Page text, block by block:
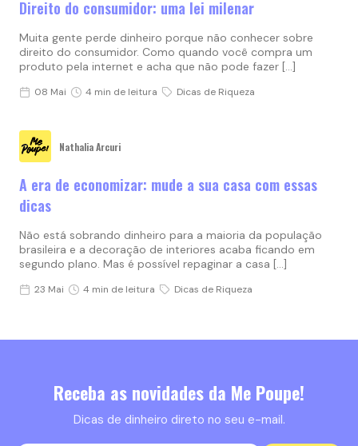
Direito do consumidor: uma lei milenar
Muita gente perde dinheiro porque não conhecer sobre
direito do consumidor. Como quando você compra um
produto pela internet e acha que não pode fazer […]
08 Mai 4 min de leitura Dicas de Riqueza
Nathalia Arcuri
A era de economizar: mude a sua casa com essas
dicas
Não está sobrando dinheiro para a maioria da população
brasileira e a decoração de interiores acaba ficando em
segundo plano. Mas é possível repaginar a casa […]
23 Mai 4 min de leitura Dicas de Riqueza
Receba as novidades da Me Poupe!
Dicas de dinheiro direto no seu e-mail.